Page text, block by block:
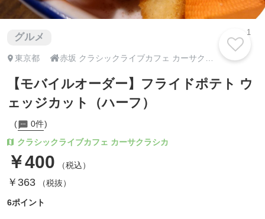
グルメ
東京都  赤坂 クラシックライブカフェ カーサクラシカ
【モバイルオーダー】フライドポテト ウ
ェッジカット（ハーフ）
0件
クラシックライブカフェ カーサクラシカ
￥400 （税込）
￥363（税抜）
6ポイント
1